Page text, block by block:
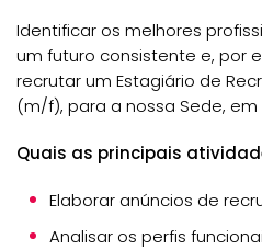
Identificar os melhores
um futuro consistente e, por
recrutar um Estagiário de
(m/f), para a nossa Sede, em
Quais as principais
Elaborar anúncios de
Analisar os perfis